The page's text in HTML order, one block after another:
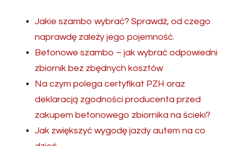
Jakie szambo wybrać? Sprawdź, od czego
naprawdę zależy jego pojemność.
Betonowe szambo – jak wybrać odpowiedni
zbiornik bez zbędnych kosztów
Na czym polega certyfikat PZH oraz
deklaracją zgodności producenta przed
zakupem betonowego zbiornika na ścieki?
Jak zwiększyć wygodę jazdy autem na co